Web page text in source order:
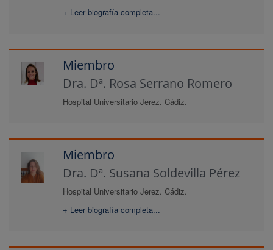
+ Leer biografía completa...
Miembro
Dra. Dª. Rosa Serrano Romero
Hospital Universitario Jerez. Cádiz.
Miembro
Dra. Dª. Susana Soldevilla Pérez
Hospital Universitario Jerez. Cádiz.
+ Leer biografía completa...